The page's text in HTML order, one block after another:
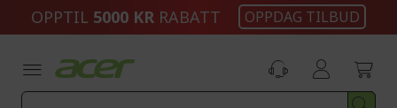
OPPTIL 5000 KR RABATT OPPDAG TILBUD